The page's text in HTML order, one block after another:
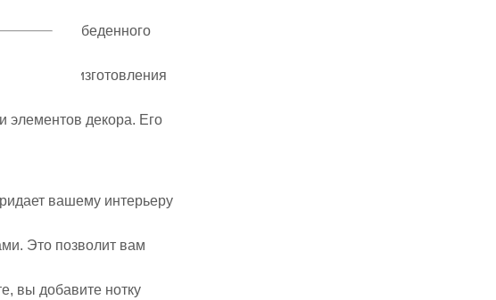
вашего обеденного
для изготовления
элементов декора. Его
вашему интерьеру
Это позволит вам
вы добавите нотку